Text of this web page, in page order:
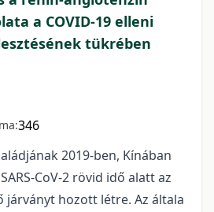
a COVID-19 elleni
tükrében
346
2019-ben, Kínában
CoV-2 rövid idő alatt az
járványt hozott létre. Az általa